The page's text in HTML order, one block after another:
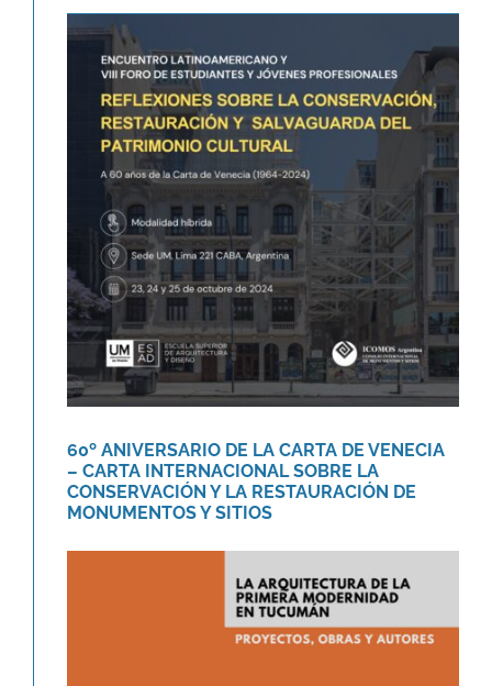
60º ANIVERSARIO DE LA CARTA DE
VENECIA – CARTA
INTERNACIONAL SOBRE LA
CONSERVACIÓN Y LA
RESTAURACIÓN DE
MONUMENTOS Y SITIOS
Agenda Novedades
60º ANIVERSARIO DE LA CARTA DE VENECIA
– CARTA INTERNACIONAL SOBRE LA
CONSERVACIÓN Y LA RESTAURACIÓN DE
MONUMENTOS Y SITIOS